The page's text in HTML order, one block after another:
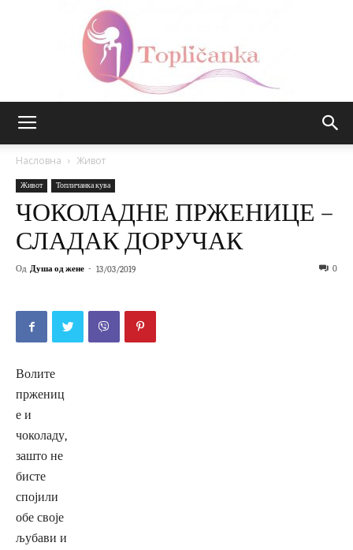
Насловна Живот
Живот Топличанка кува
ЧОКОЛАДНЕ ПРЖЕНИЦЕ –
СЛАДАК ДОРУЧАК
Од Душа од жене - 13/03/2019 0
Волите
пржениц
е и
чоколаду,
зашто не
бисте
спојили
обе своје
љубави и